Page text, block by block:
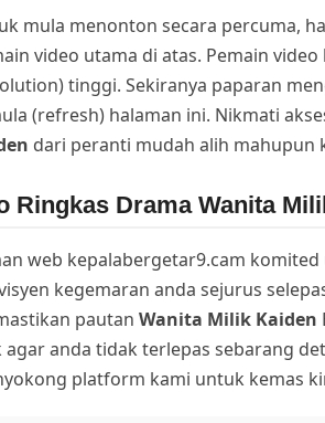
mula menonton secara percuma,
video utama di atas. Pemain
tinggi. Sekiranya paparan
(refresh) halaman ini. Nikmati
dari peranti mudah alih mahupun
Ringkas Drama Wanita
web kepalabergetar9.cam
kegemaran anda sejurus
pautan Wanita Milik Kaiden
agar anda tidak terlepas sebarang
platform kami untuk kemas